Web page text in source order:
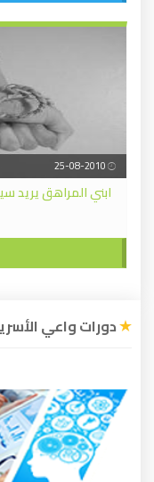
ابني المراهق يريد
دورات واعي